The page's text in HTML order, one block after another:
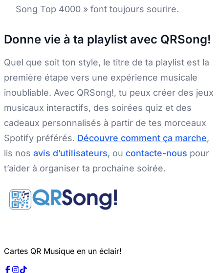
Song Top 4000 » font toujours sourire.
Donne vie à ta playlist avec QRSong!
Quel que soit ton style, le titre de ta playlist est la
première étape vers une expérience musicale
inoubliable. Avec QRSong!, tu peux créer des jeux
musicaux interactifs, des soirées quiz et des
cadeaux personnalisés à partir de tes morceaux
Spotify préférés. Découvre comment ça marche,
lis nos avis d’utilisateurs, ou contacte-nous pour
t’aider à organiser ta prochaine soirée.
Cartes QR Musique en un éclair!